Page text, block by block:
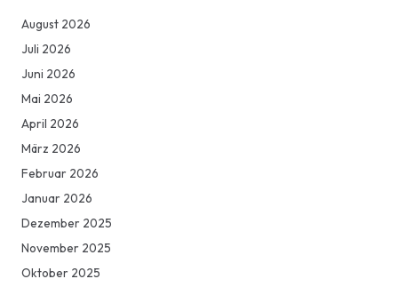
August 2026
Juli 2026
Juni 2026
Mai 2026
April 2026
März 2026
Februar 2026
Januar 2026
Dezember 2025
November 2025
Oktober 2025